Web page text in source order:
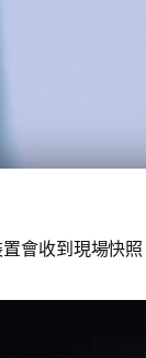
會收到現場快